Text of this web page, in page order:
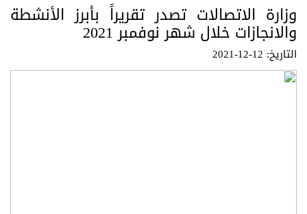
وزارة الاتصالات تصدر تقريراً بأبرز الأنشطة
والانجازات خلال شهر نوفمبر 2021
التاريخ: 12-12-2021